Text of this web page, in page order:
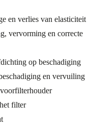
en verlies van elasticiteit
vervorming en correcte
op beschadiging
en vervuiling
filter